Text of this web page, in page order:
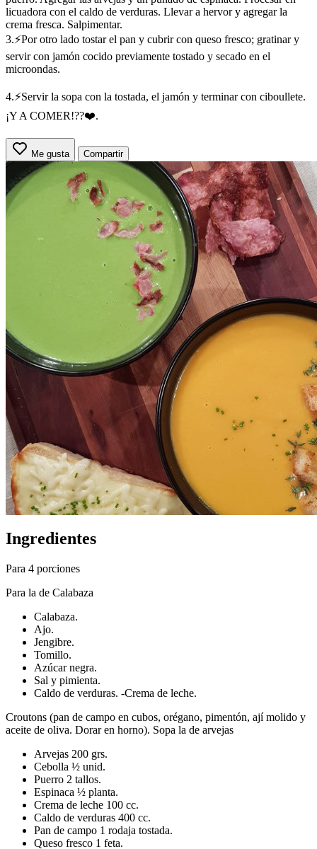
licuadora con el caldo de verduras. Llevar a hervor y agregar la
crema fresca. Salpimentar.
3.⚡Por otro lado tostar el pan y cubrir con queso fresco; gratinar y
servir con jamón cocido previamente tostado y secado en el
microondas.
4.⚡Servir la sopa con la tostada, el jamón y terminar con ciboullete.
¡Y A COMER!??❤️.
Me gusta Compartir
Ingredientes
Para 4 porciones
Para la de Calabaza
Calabaza.
Ajo.
Jengibre.
Tomillo.
Azúcar negra.
Sal y pimienta.
Caldo de verduras. -Crema de leche.
Croutons (pan de campo en cubos, orégano, pimentón, ají molido y
aceite de oliva. Dorar en horno). Sopa la de arvejas
Arvejas 200 grs.
Cebolla ½ unid.
Puerro 2 tallos.
Espinaca ½ planta.
Crema de leche 100 cc.
Caldo de verduras 400 cc.
Pan de campo 1 rodaja tostada.
Queso fresco 1 feta.